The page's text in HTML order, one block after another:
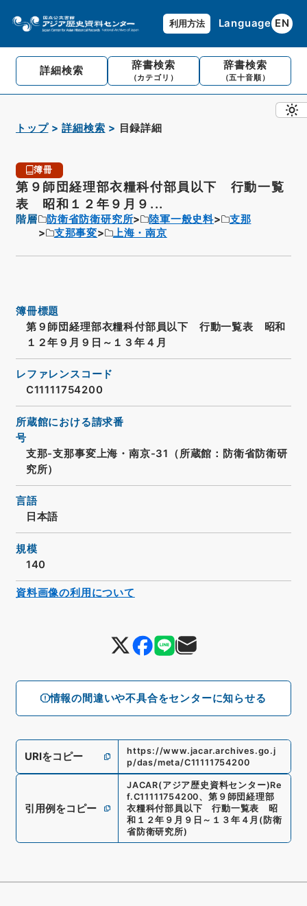
利用方法 Language EN
詳細検索 辞書検索
（カテゴリ）
辞書検索
（五十音順）
トップ 詳細検索 目録詳細
簿冊
第９師団経理部衣糧科付部員以下 行動一覧
表 昭和１２年９月９...
階層 防衛省防衛研究所 陸軍一般史料
支那
支那事変
上海・南京
情報の間違いや不具合をセンターに知らせる
簿冊標題
第９師団経理部衣糧科付部員以下 行動一覧表 昭和
１２年９月９日～１３年４月
レファレンスコード
C11111754200
所蔵館における請求番
号
支那-支那事変上海・南京-31（所蔵館：防衛省防衛研
究所）
言語
日本語
規模
140
URIをコピー
https://www.jacar.archives.go.j
p/das/meta/C11111754200
引用例をコピー
JACAR(アジア歴史資料センター)Re
f.C11111754200、 第９師団経理部
衣糧科付部員以下 行動一覧表 昭
和１２年９月９日～１３年４月 ( 防衛
省防衛研究所)
資料画像の利用について